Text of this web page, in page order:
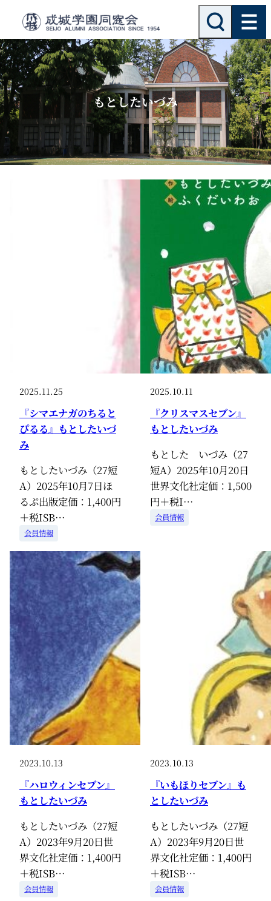
を
ス
キ
ッ
プ
索
もとしたいづみ
2025.11.25
『シマエナガのちると
ぴるる』もとしたいづ
み
もとしたいづみ（27短
A）2025年10月7日ほ
るぷ出版定価：1,400円
＋税ISB…
会員情報
2025.10.11
『クリスマスセブン』
もとしたいづみ
もとした いづみ（27
短A）2025年10月20日
世界文化社定価：1,500
円＋税I…
会員情報
2023.10.13
『ハロウィンセブン』
もとしたいづみ
もとしたいづみ（27短
A）2023年9月20日世
界文化社定価：1,400円
＋税ISB…
会員情報
2023.10.13
『いもほりセブン』も
としたいづみ
もとしたいづみ（27短
A）2023年9月20日世
界文化社定価：1,400円
＋税ISB…
会員情報